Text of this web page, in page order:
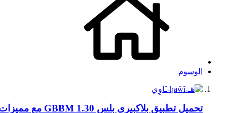
الوسوم
تحميل تطبيق بلاكبيري بلس GBBM 1.30 مع مميزات جديدة في BBM plus